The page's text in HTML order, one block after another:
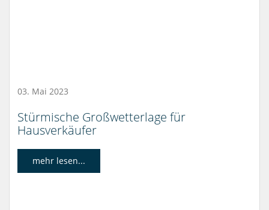
03. Mai 2023
Stürmische Großwetterlage für
Hausverkäufer
mehr lesen...